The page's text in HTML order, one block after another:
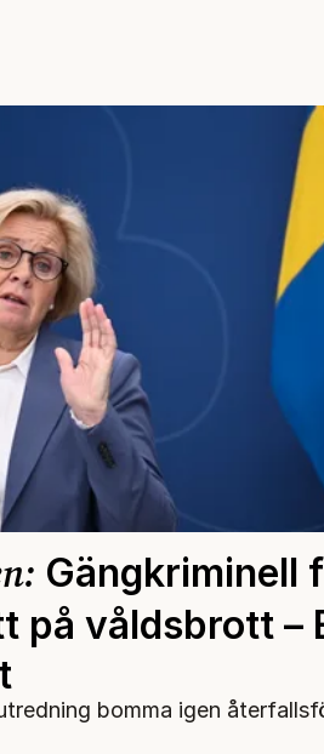
Gängkriminell
på våldsbrott –
bomma igen